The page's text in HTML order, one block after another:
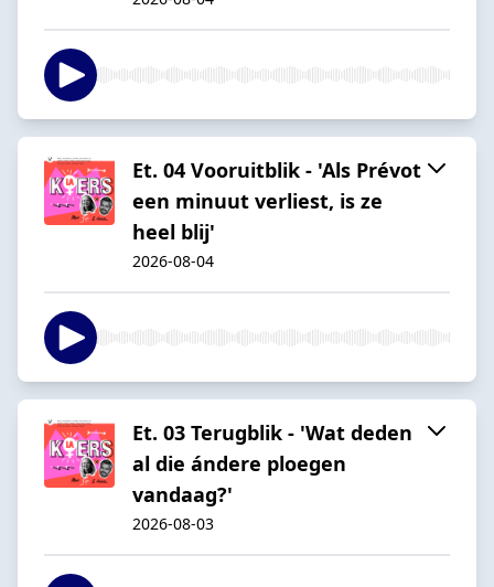
Et. 04 Vooruitblik - 'Als Prévot
een minuut verliest, is ze
heel blij'
2026-08-04
Et. 03 Terugblik - 'Wat deden
al die ándere ploegen
vandaag?'
2026-08-03